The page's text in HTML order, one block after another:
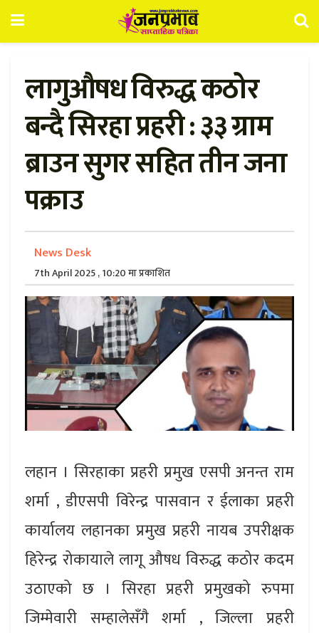
लागुऔषध विरुद्ध कठोर
बन्दै सिरहा प्रहरी : ३३ ग्राम
ब्राउन सुगर सहित तीन जना
पक्राउ
News Desk
7th April 2025 , 10:20 मा प्रकाशित
लहान । सिरहाका प्रहरी प्रमुख एसपी अनन्त राम
शर्मा , डीएसपी विरेन्द्र पासवान र ईलाका प्रहरी
कार्यालय लहानका प्रमुख प्रहरी नायब उपरीक्षक
हिरेन्द्र रोकायाले लागू औषध विरुद्ध कठोर कदम
उठाएको छ । सिरहा प्रहरी प्रमुखको रुपमा
जिम्मेवारी सम्हालेसँगै शर्मा , जिल्ला प्रहरी